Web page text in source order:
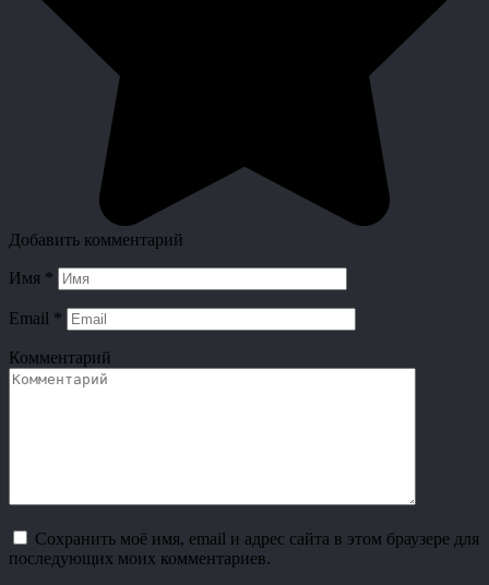
Добавить комментарий
Имя *
Email *
Комментарий
Сохранить моё имя, email и адрес сайта в этом браузере для
последующих моих комментариев.